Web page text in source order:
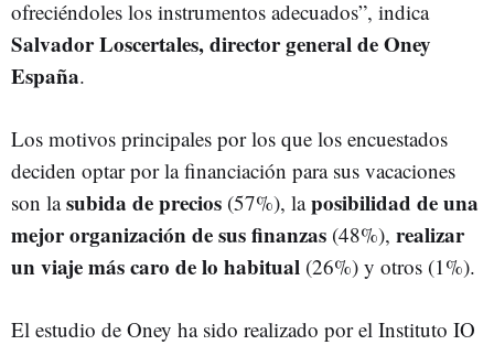
ofreciéndoles los instrumentos adecuados”, indica
Salvador Loscertales, director general de Oney
España.
Los motivos principales por los que los encuestados
deciden optar por la financiación para sus vacaciones
son lasubida de precios (57%), laposibilidad de una
mejor organización de sus finanzas (48%), realizar
un viaje más caro de lo habitual (26%) y otros (1%).
El estudio de Oney ha sido realizado por el Instituto IO